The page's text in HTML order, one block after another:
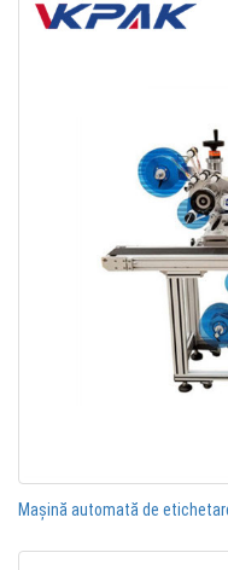
Mașină automată de